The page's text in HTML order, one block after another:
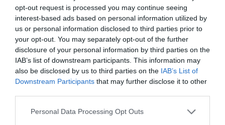
opt-out request is processed you may continue seeing
interest-based ads based on personal information utilized by
us or personal information disclosed to third parties prior to
your opt-out. You may separately opt-out of the further
disclosure of your personal information by third parties on the
IAB’s list of downstream participants. This information may
also be disclosed by us to third parties on the IAB’s List of
Downstream Participants that may further disclose it to other
Personal Data Processing Opt Outs
DO DIA
DE ÁRBITROS
COMPETIÇÕESNACIONAIS